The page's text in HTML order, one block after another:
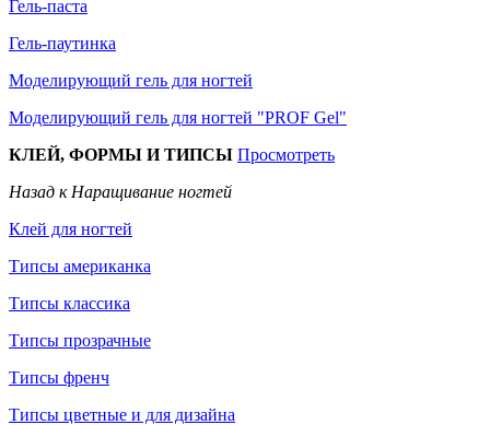
Гель-паста
Гель-паутинка
Моделирующий гель для ногтей
Моделирующий гель для ногтей "PROF Gel"
КЛЕЙ, ФОРМЫ И ТИПСЫ Просмотреть
Назад к Наращивание ногтей
Клей для ногтей
Типсы американка
Типсы классика
Типсы прозрачные
Типсы френч
Типсы цветные и для дизайна